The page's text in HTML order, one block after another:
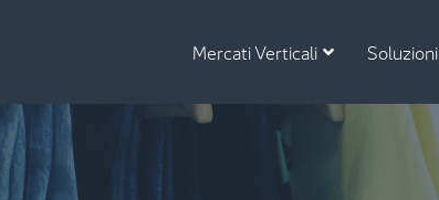
Mercati Verticali Soluzioni